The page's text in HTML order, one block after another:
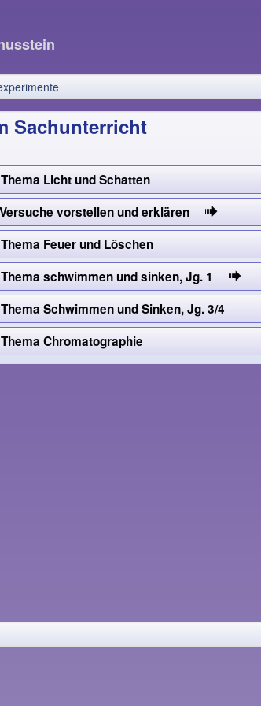
Sachunterricht
Licht und Schatten
vorstellen und erklären
Feuer und Löschen
Thema schwimmen und sinken, Jg. 1
Schwimmen und Sinken, Jg. 3/4
Chromatographie